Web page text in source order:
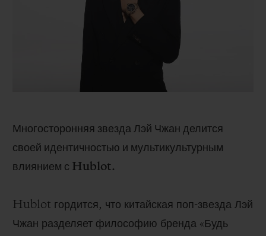
Многосторонняя звезда Лэй Чжан делится
своей идентичностью и мультикультурным
влиянием с Hublot.
Hublot гордится, что китайская поп-звезда Лэй
Чжан разделяет философию бренда «Будь
COLORED CERAMIC
PEACH CERAMIC